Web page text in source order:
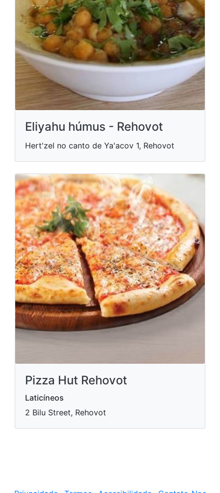
Eliyahu húmus - Rehovot
Hert'zel no canto de Ya'acov 1, Rehovot
Pizza Hut Rehovot
Laticíneos
2 Bilu Street, Rehovot